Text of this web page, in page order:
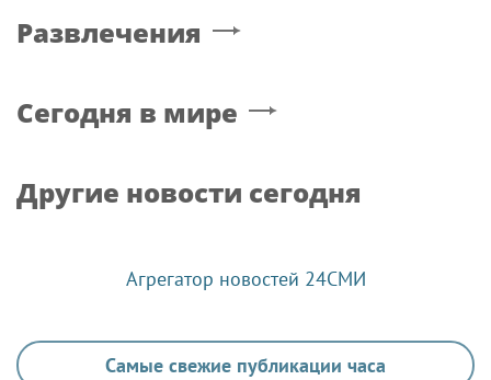
Развлечения
Сегодня в мире
Другие новости сегодня
Агрегатор новостей 24СМИ
Самые свежие публикации часа